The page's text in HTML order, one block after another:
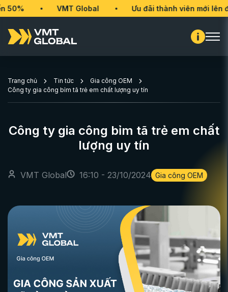
VMT Global Ưu đãi thành viên mới lên đến
Trang chủ Tin tức
Gia công OEM
Công ty gia công bỉm tã trẻ em chất lượng uy tín
Công ty gia công bỉm tã trẻ em chất
lượng uy tín
VMT Global 16:10 - 23/10/2024 Gia công OEM